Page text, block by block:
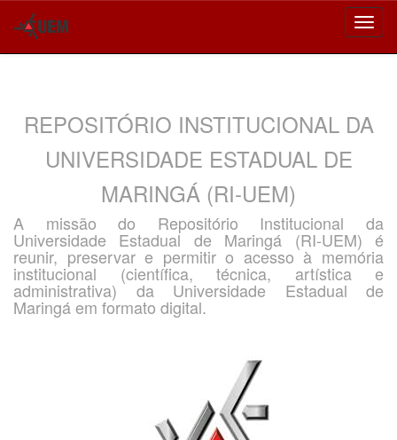
REPOSITÓRIO INSTITUCIONAL DA
UNIVERSIDADE ESTADUAL DE
MARINGÁ (RI-UEM)
A missão do Repositório Institucional da
Universidade Estadual de Maringá (RI-UEM) é
reunir, preservar e permitir o acesso à memória
institucional (científica, técnica, artística e
administrativa) da Universidade Estadual de
Maringá em formato digital.